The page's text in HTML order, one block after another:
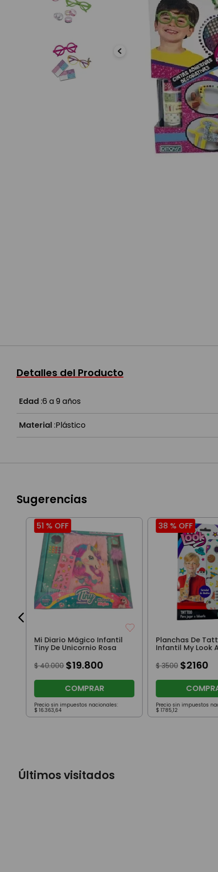
Detalles del Producto
Edad:6 a 9 años
Material:Plástico
Sugerencias
51 % OFF
Mi Diario Mágico Infantil
Tiny De Unicornio Rosa
$ 40.000 $19.800
COMPRAR
Precio sin impuestos nacionales:
$ 16.363,64
38 % OFF
Planchas De
Infantil My Look
$ 3500 $2160
Precio sin impuestos
$ 1785,12
Últimos visitados